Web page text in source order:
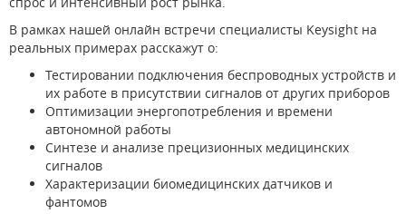
В рамках нашей онлайн встречи специалисты Keysight на
реальных примерах расскажут о:
Тестировании подключения беспроводных устройств и
их работе в присутствии сигналов от других приборов
Оптимизации энергопотребления и времени
автономной работы
Синтезе и анализе прецизионных медицинских
сигналов
Характеризации биомедицинских датчиков и
фантомов